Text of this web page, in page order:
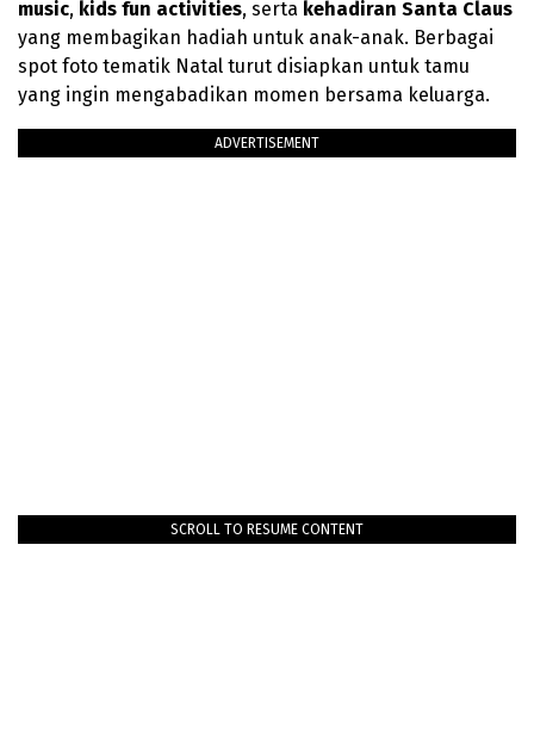
music, kids fun activities, serta kehadiran Santa Claus
yang membagikan hadiah untuk anak-anak. Berbagai
spot foto tematik Natal turut disiapkan untuk tamu
yang ingin mengabadikan momen bersama keluarga.
ADVERTISEMENT
SCROLL TO RESUME CONTENT